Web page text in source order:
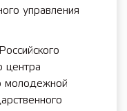
управления
центра
молодежной